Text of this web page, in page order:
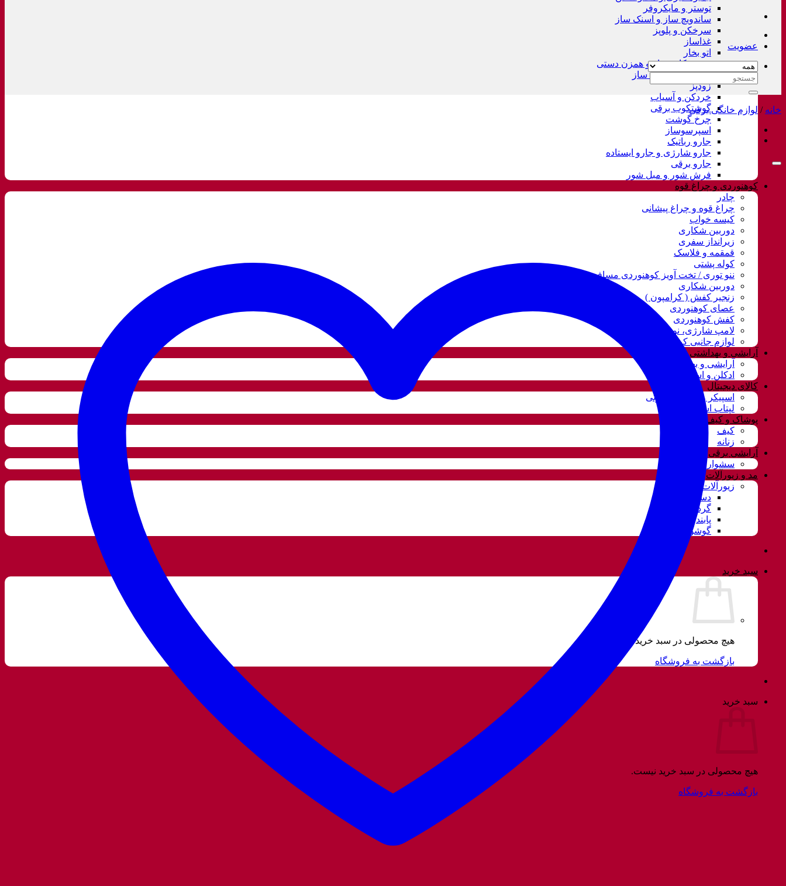
توستر و مایکروفر
ساندویچ ساز و اسنک ساز
سرخکن و پلوپز
غذاساز
اتو بخار
همزن کاسه دار و همزن دستی
چای ساز و قهوه ساز
زودپز
خردکن و آسیاب
گوشتکوب برقی
چرخ گوشت
اسپرسوساز
جارو رباتیک
جارو شارژی و جارو ایستاده
جارو برقی
فرش شور و مبل شور
کوهنوردی و چراغ قوه
چادر
چراغ قوه و چراغ پیشانی
کیسه خواب
دوربین شکاری
زیرانداز سفری
قمقمه و فلاسک
کوله پشتی
ننو توری / تخت آویز کوهنوردی مسافرتی
دوربین شکاری
زنجیر کفش ( کرامپون )
عصای کوهنوردی
کفش کوهنوردی
لامپ شارژی، نور و روشنایی
لوازم جانبی کوهنوردی
آرایشی و بهداشتی
آرایشی و بهداشتی
ادکلن و اسپری
کالای دیجیتال
اسپیکر و سیستم صوتی
لپتاب استوک
پوشاک و کیف
کیف
زنانه
آرایشی برقی
سشوار
مد و زیورآلات
زیورآلات و بدلیجات
دستبند
گردنبند و ست
پابند
گوشواره
سبد خرید
هیچ محصولی در سبد خرید نیست.
بازگشت به فروشگاه
سبد خرید
هیچ محصولی در سبد خرید نیست.
بازگشت به فروشگاه
عضویت
جستجو
خانه / لوازم خانگی برقی